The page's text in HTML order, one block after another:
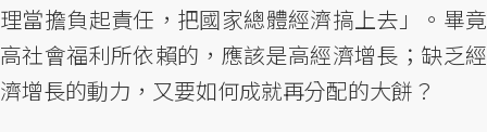
理當擔負起責任，把國家總體經濟搞上去」。畢竟
高社會福利所依賴的，應該是高經濟增長；缺乏經
濟增長的動力，又要如何成就再分配的大餅？